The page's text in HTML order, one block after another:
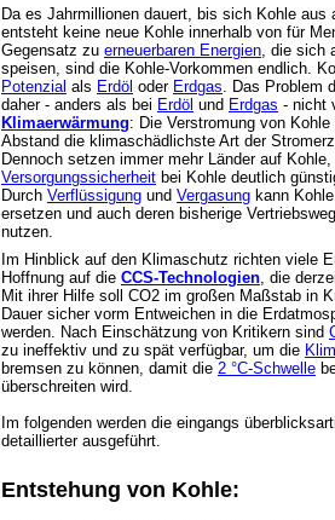
Da es Jahrmillionen dauert, bis sich Kohle aus
entsteht keine neue Kohle innerhalb von für
Gegensatz zu erneuerbaren Energien, die sich
speisen, sind die Kohle-Vorkommen endlich.
Potenzial als Erdöl oder Erdgas. Das Problem
daher - anders als bei Erdöl und Erdgas - nicht
Klimaerwärmung: Die Verstromung von
Abstand die klimaschädlichste Art der
Dennoch setzen immer mehr Länder auf
Versorgungssicherheit bei Kohle deutlich
Durch Verflüssigung und Vergasung kann
ersetzen und auch deren bisherige
nutzen.
Im Hinblick auf den Klimaschutz richten viele
Hoffnung auf die CCS-Technologien, die
Mit ihrer Hilfe soll CO2 im großen Maßstab in
Dauer sicher vorm Entweichen in die
werden. Nach Einschätzung von Kritikern sind
zu ineffektiv und zu spät verfügbar, um die
bremsen zu können, damit die 2 °C-Schwelle
überschreiten wird.
Im folgenden werden die eingangs
detaillierter ausgeführt.
Entstehung von Kohle: